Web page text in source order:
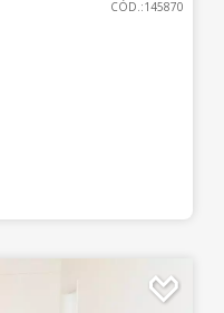
CÓD.:145870